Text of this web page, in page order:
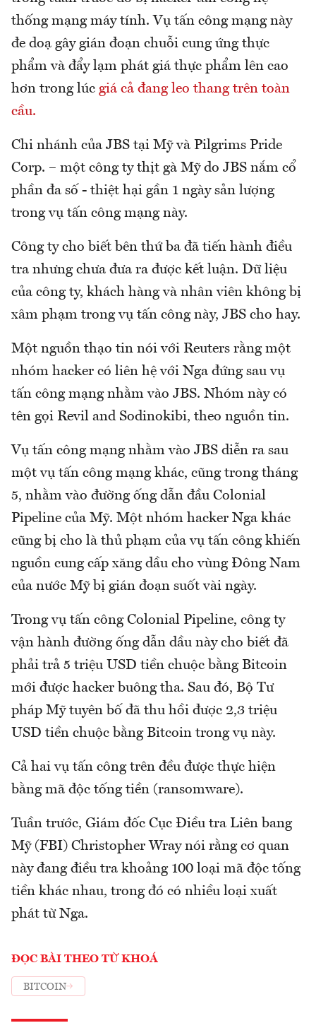
thống mạng máy tính. Vụ tấn công mạng này
đe doạ gây gián đoạn chuỗi cung ứng thực
phẩm và đẩy lạm phát giá thực phẩm lên cao
hơn trong lúc giá cả đang leo thang trên toàn
cầu.
Chi nhánh của JBS tại Mỹ và Pilgrims Pride
Corp. – một công ty thịt gà Mỹ do JBS nắm cổ
phần đa số - thiệt hại gần 1 ngày sản lượng
trong vụ tấn công mạng này.
Công ty cho biết bên thứ ba đã tiến hành điều
tra nhưng chưa đưa ra được kết luận. Dữ liệu
của công ty, khách hàng và nhân viên không bị
xâm phạm trong vụ tấn công này, JBS cho hay.
Một nguồn thạo tin nói với Reuters rằng một
nhóm hacker có liên hệ với Nga đứng sau vụ
tấn công mạng nhằm vào JBS. Nhóm này có
tên gọi Revil and Sodinokibi, theo nguồn tin.
Vụ tấn công mạng nhằm vào JBS diễn ra sau
một vụ tấn công mạng khác, cũng trong tháng
5, nhằm vào đường ống dẫn đầu Colonial
Pipeline của Mỹ. Một nhóm hacker Nga khác
cũng bị cho là thủ phạm của vụ tấn công khiến
nguồn cung cấp xăng dầu cho vùng Đông Nam
của nước Mỹ bị gián đoạn suốt vài ngày.
Trong vụ tấn công Colonial Pipeline, công ty
vận hành đường ống dẫn dầu này cho biết đã
phải trả 5 triệu USD tiền chuộc bằng Bitcoin
mới được hacker buông tha. Sau đó, Bộ Tư
pháp Mỹ tuyên bố đã thu hồi được 2,3 triệu
USD tiền chuộc bằng Bitcoin trong vụ này.
Cả hai vụ tấn công trên đều được thực hiện
bằng mã độc tống tiền (ransomware).
Tuần trước, Giám đốc Cục Điều tra Liên bang
Mỹ (FBI) Christopher Wray nói rằng cơ quan
này đang điều tra khoảng 100 loại mã độc tống
tiền khác nhau, trong đó có nhiều loại xuất
phát từ Nga.
ĐỌC BÀI THEO TỪ KHOÁ
BITCOIN